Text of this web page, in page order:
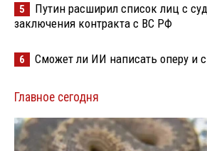
5
Путин расширил список лиц с
заключения контракта с ВС РФ
6 Сможет ли ИИ написать оперу и
Главное сегодня